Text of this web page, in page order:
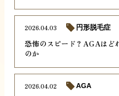
恐怖のスピード？AGAはど
のか
2026.04.03 円形脱毛症
2026.04.02 AGA